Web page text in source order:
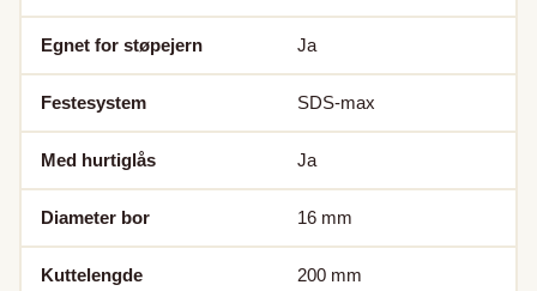
Egnet for støpejern Ja
Festesystem SDS-max
Med hurtiglås Ja
Diameter bor 16 mm
Kuttelengde 200 mm